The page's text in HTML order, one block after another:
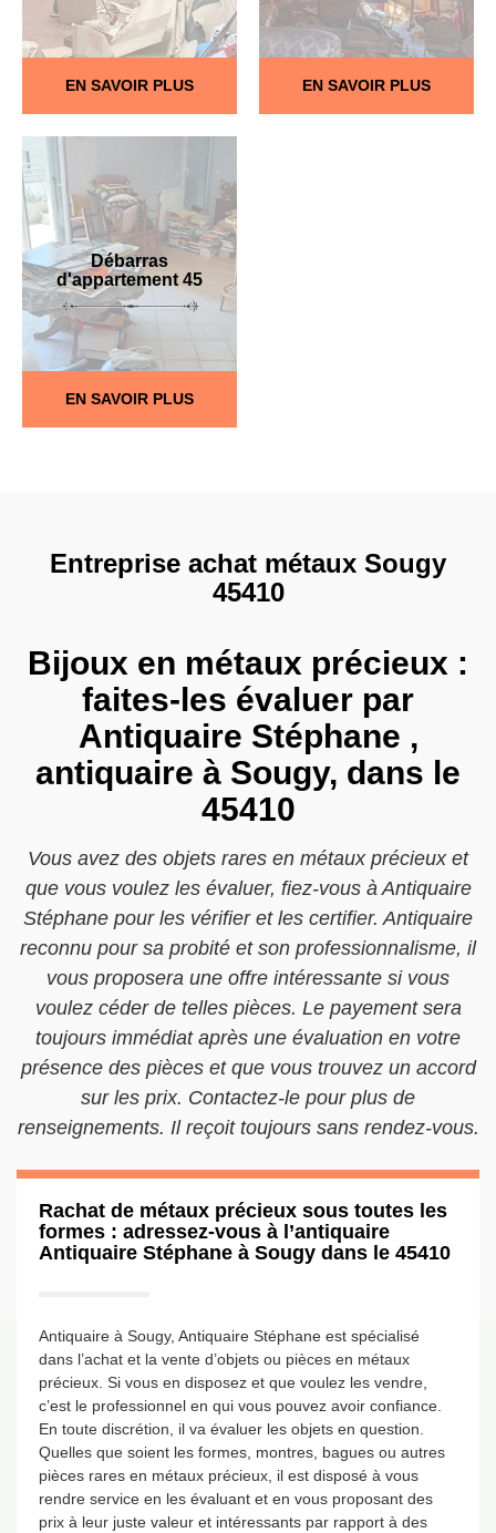
EN SAVOIR PLUS EN SAVOIR PLUS
Débarras
d'appartement 45
EN SAVOIR PLUS
Entreprise achat métaux Sougy
45410
Bijoux en métaux précieux :
faites-les évaluer par
Antiquaire Stéphane ,
antiquaire à Sougy, dans le
45410
Vous avez des objets rares en métaux précieux et
que vous voulez les évaluer, fiez-vous à Antiquaire
Stéphane pour les vérifier et les certifier. Antiquaire
reconnu pour sa probité et son professionnalisme, il
vous proposera une offre intéressante si vous
voulez céder de telles pièces. Le payement sera
toujours immédiat après une évaluation en votre
présence des pièces et que vous trouvez un accord
sur les prix. Contactez-le pour plus de
renseignements. Il reçoit toujours sans rendez-vous.
Rachat de métaux précieux sous toutes les
formes : adressez-vous à l’antiquaire
Antiquaire Stéphane à Sougy dans le 45410
Antiquaire à Sougy, Antiquaire Stéphane est spécialisé
dans l’achat et la vente d’objets ou pièces en métaux
précieux. Si vous en disposez et que voulez les vendre,
c’est le professionnel en qui vous pouvez avoir confiance.
En toute discrétion, il va évaluer les objets en question.
Quelles que soient les formes, montres, bagues ou autres
pièces rares en métaux précieux, il est disposé à vous
rendre service en les évaluant et en vous proposant des
prix à leur juste valeur et intéressants par rapport à des